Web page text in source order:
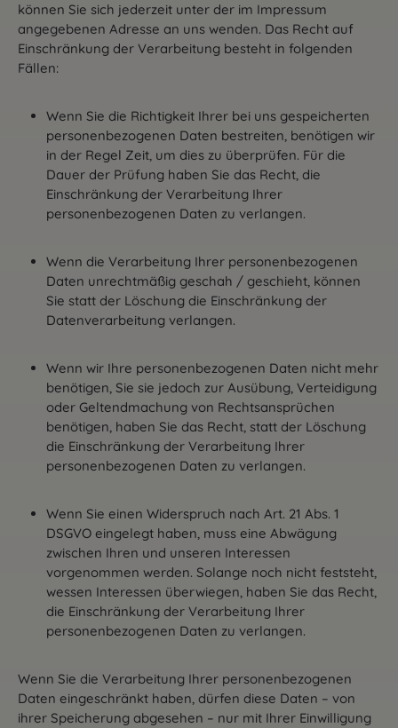
können Sie sich jederzeit unter der im Impressum
angegebenen Adresse an uns wenden. Das Recht auf
Einschränkung der Verarbeitung besteht in folgenden
Fällen:
Wenn Sie die Richtigkeit Ihrer bei uns gespeicherten
personenbezogenen Daten bestreiten, benötigen wir
in der Regel Zeit, um dies zu überprüfen. Für die
Dauer der Prüfung haben Sie das Recht, die
Einschränkung der Verarbeitung Ihrer
personenbezogenen Daten zu verlangen.
Wenn die Verarbeitung Ihrer personenbezogenen
Daten unrechtmäßig geschah / geschieht, können
Sie statt der Löschung die Einschränkung der
Datenverarbeitung verlangen.
Wenn wir Ihre personenbezogenen Daten nicht mehr
benötigen, Sie sie jedoch zur Ausübung, Verteidigung
oder Geltendmachung von Rechtsansprüchen
benötigen, haben Sie das Recht, statt der Löschung
die Einschränkung der Verarbeitung Ihrer
personenbezogenen Daten zu verlangen.
Wenn Sie einen Widerspruch nach Art. 21 Abs. 1
DSGVO eingelegt haben, muss eine Abwägung
zwischen Ihren und unseren Interessen
vorgenommen werden. Solange noch nicht feststeht,
wessen Interessen überwiegen, haben Sie das Recht,
die Einschränkung der Verarbeitung Ihrer
personenbezogenen Daten zu verlangen.
Wenn Sie die Verarbeitung Ihrer personenbezogenen
Daten eingeschränkt haben, dürfen diese Daten – von
ihrer Speicherung abgesehen – nur mit Ihrer Einwilligung